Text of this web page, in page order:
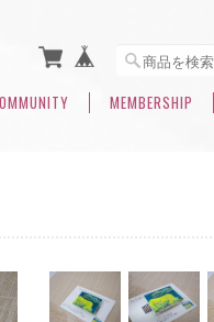
MEMBERSHIP